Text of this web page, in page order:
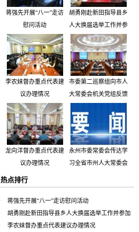
蒋强先开展“八一”走访
慰问活动
胡勇刚赴新田指导县乡
人大换届选举工作并参
加市人大代表小组主题
活动
李农妹督办重点代表建
议办理情况
市委第二巡察组向市人
大常委会机关党组反馈
龙向洋督办重点代表建
议办理情况
永州市委常委会传达学
习全省市州人大常委会
关精神 专题听取省人
大常委会执法检查组到
永州开展大气污染防治
相关法律法规执法检查
热点排行
蒋强先开展“八一”走访慰问活动
胡勇刚赴新田指导县乡人大换届选举工作并参加
市人大代表小组主题活动
李农妹督办重点代表建议办理情况